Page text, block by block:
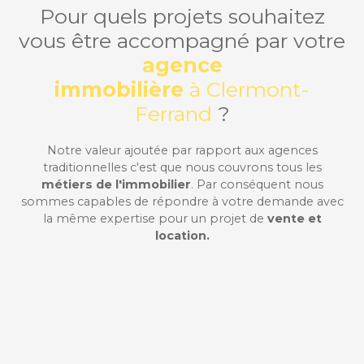
Pour quels projets souhaitez
vous être accompagné par votre
agence
immobilière à Clermont-
Ferrand ?
Notre valeur ajoutée par rapport aux agences
traditionnelles c'est que nous couvrons tous les
métiers de l'immobilier. Par conséquent nous
sommes capables de répondre à votre demande avec
la même expertise pour un projet de vente et
location.